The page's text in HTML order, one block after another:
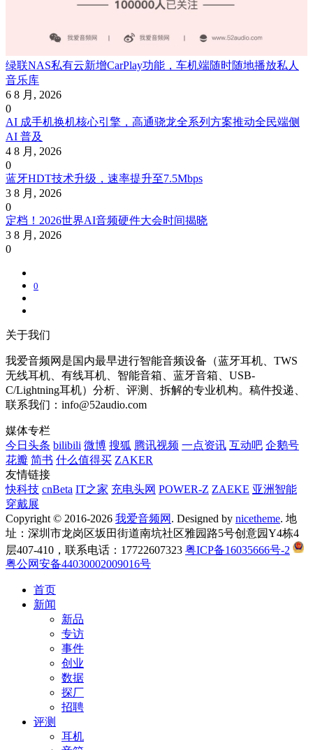
绿联NAS私有云新增CarPlay功能，车机端随时随地播放私人
音乐库
6 8 月, 2026
0
AI 成手机换机核心引擎，高通骁龙全系列方案推动全民端侧
AI 普及
4 8 月, 2026
0
蓝牙HDT技术升级，速率提升至7.5Mbps
3 8 月, 2026
0
定档！2026世界AI音频硬件大会时间揭晓
3 8 月, 2026
0
0
关于我们
我爱音频网是国内最早进行智能音频设备（蓝牙耳机、TWS
无线耳机、有线耳机、智能音箱、蓝牙音箱、USB-
C/Lightning耳机）分析、评测、拆解的专业机构。稿件投递、
联系我们：info@52audio.com
媒体专栏
今日头条 bilibili 微博 搜狐 腾讯视频 一点资讯 互动吧 企鹅号
花瓣 简书 什么值得买 ZAKER
友情链接
快科技 cnBeta IT之家 充电头网 POWER-Z ZAEKE 亚洲智能
穿戴展
Copyright © 2016-2026 我爱音频网 . Designed by nicetheme. 地
址：深圳市龙岗区坂田街道南坑社区雅园路5号创意园Y4栋4
层407-410，联系电话：17722607323 粤ICP备16035666号-2
粤公网安备44030002009016号
首页
新闻
新品
专访
事件
创业
数据
探厂
招聘
评测
耳机